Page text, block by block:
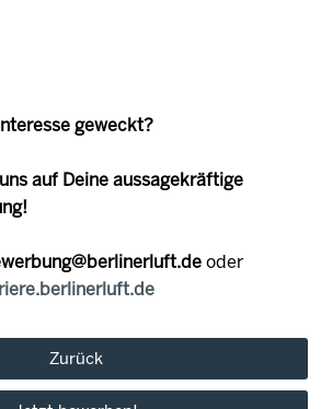
geweckt?
auf Deine aussagekräftige
oder
Zurück